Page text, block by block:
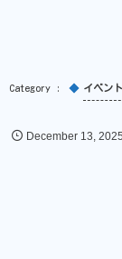
イベン
December 13 ,2025